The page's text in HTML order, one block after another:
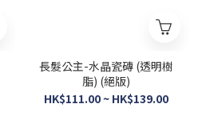
長髮公主-水晶瓷磚 (透明樹
脂) (絕版)
HK$111.00 ~ HK$139.00